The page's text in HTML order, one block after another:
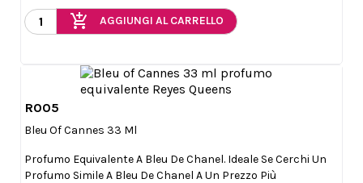
add_shopping_cart AGGIUNGI AL CARRELLO
R005
Bleu Of Cannes 33 Ml
Profumo Equivalente A Bleu De Chanel. Ideale Se Cerchi Un
Profumo Simile A Bleu De Chanel A Un Prezzo Più